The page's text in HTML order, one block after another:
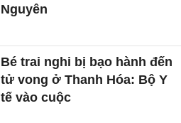
Nguyên
Bé trai nghi bị bạo hành đến
tử vong ở Thanh Hóa: Bộ Y
tế vào cuộc